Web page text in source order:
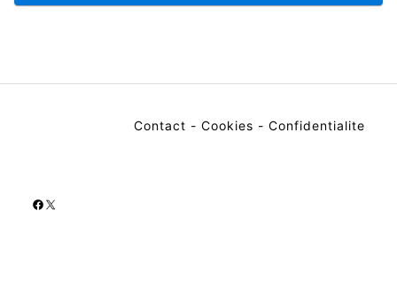
Contact - Cookies - Confidentialite
Facebook
X